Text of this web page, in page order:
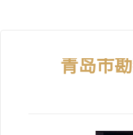
青岛市